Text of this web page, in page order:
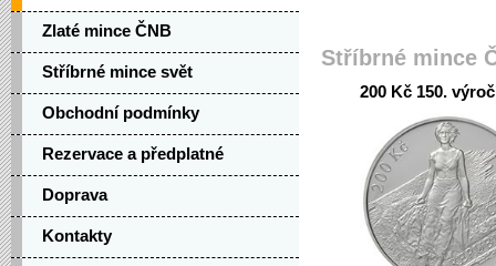
Zlaté mince ČNB
Stříbrné mince svět
Obchodní podmínky
Rezervace a předplatné
Doprava
Kontakty
Stříbrné mince
200 Kč 150.